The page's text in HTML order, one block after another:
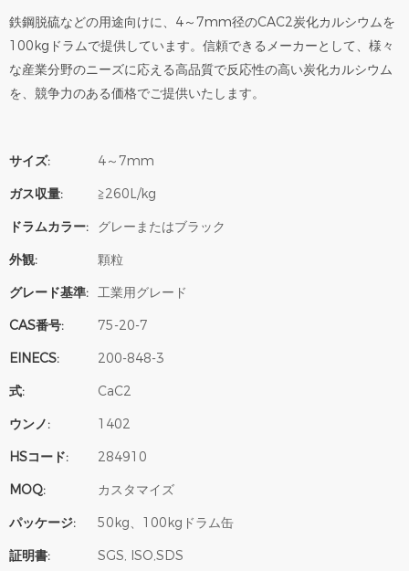
鉄鋼脱硫などの用途向けに、4～7mm径のCAC2炭化カルシウムを
100kgドラムで提供しています。信頼できるメーカーとして、様々
な産業分野のニーズに応える高品質で反応性の高い炭化カルシウム
を、競争力のある価格でご提供いたします。
サイズ:
4～7mm
ガス収量:
≧260L/kg
ドラムカラー:
グレーまたはブラック
外観:
顆粒
グレード基準: 工業用グレード
CAS番号:
75-20-7
EINECS:
200-848-3
式:
CaC2
ウンノ:
1402
HSコード:
284910
MOQ:
カスタマイズ
パッケージ:
50kg、100kgドラム缶
証明書:
SGS, ISO,SDS